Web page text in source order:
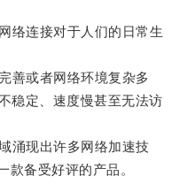
连接对于人们的日常生
或者网络环境复杂多
稳定、速度慢甚至无法访
现出许多网络加速技
款备受好评的产品。